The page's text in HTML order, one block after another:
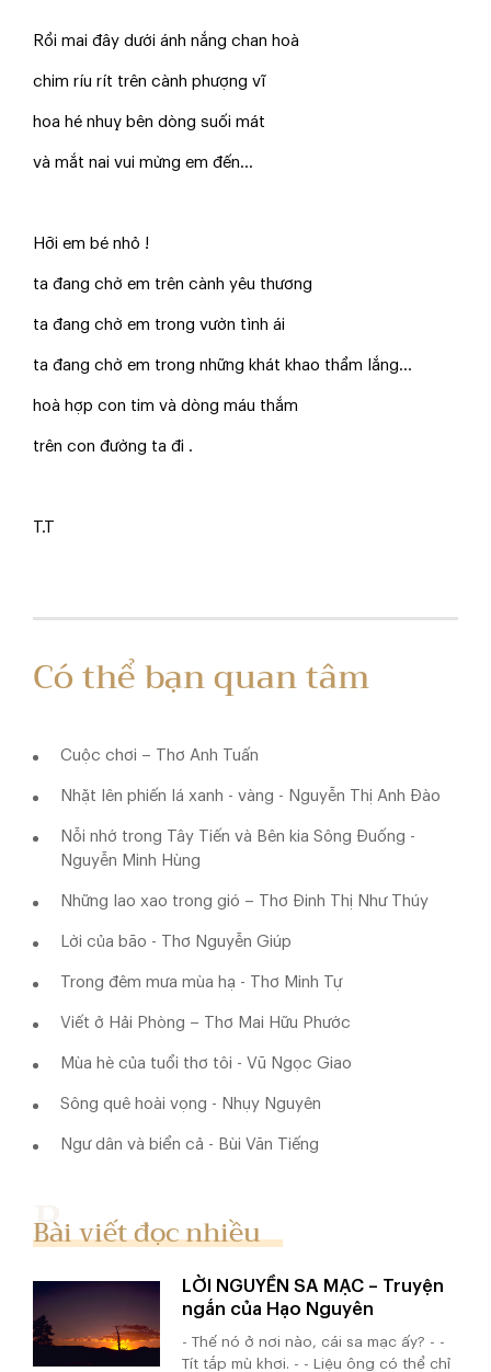
Rồi mai đây dưới ánh nắng chan hoà
chim ríu rít trên cành phượng vĩ
hoa hé nhuỵ bên dòng suối mát
và mắt nai vui mừng em đến...
Hỡi em bé nhỏ !
ta đang chờ em trên cành yêu thương
ta đang chờ em trong vườn tình ái
ta đang chờ em trong những khát khao thầm lắng...
hoà hợp con tim và dòng máu thắm
trên con đường ta đi .
T.T
Có thể bạn quan tâm
Cuộc chơi – Thơ Anh Tuấn
Nhặt lên phiến lá xanh - vàng - Nguyễn Thị Anh Đào
Nỗi nhớ trong Tây Tiến và Bên kia Sông Đuống -
Nguyễn Minh Hùng
Những lao xao trong gió – Thơ Đinh Thị Như Thúy
Lời của bão - Thơ Nguyễn Giúp
Trong đêm mưa mùa hạ - Thơ Minh Tự
Viết ở Hải Phòng – Thơ Mai Hữu Phước
Mùa hè của tuổi thơ tôi - Vũ Ngọc Giao
Sông quê hoài vọng - Nhụy Nguyên
Ngư dân và biển cả - Bùi Văn Tiếng
Bài viết đọc nhiều
LỜI NGUYỀN SA MẠC – Truyện
ngắn của Hạo Nguyên
- Thế nó ở nơi nào, cái sa mạc ấy? - -
Tít tắp mù khơi. - - Liệu ông có thể chỉ